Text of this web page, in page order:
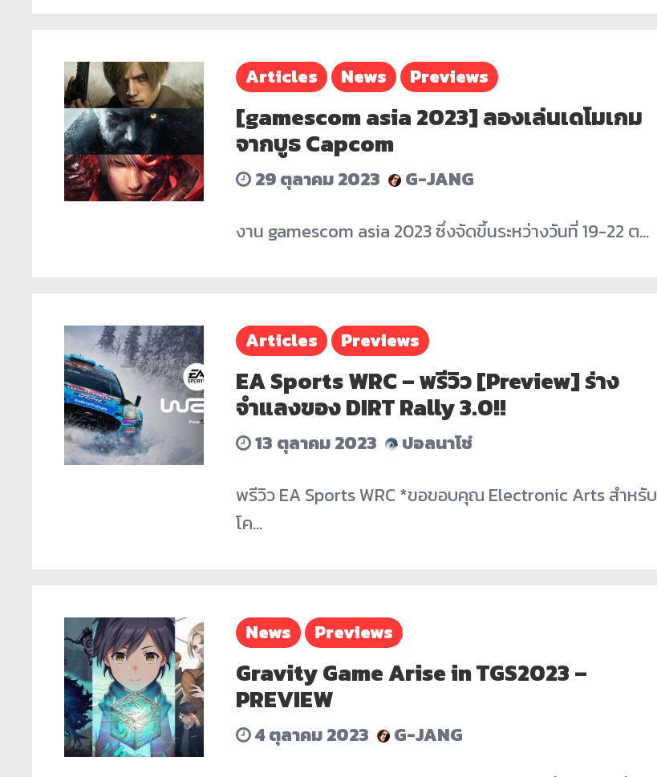
Articles News Previews
[gamescom asia 2023] ลองเล่นเดโมเกม
จากบูธ Capcom
29 ตุลาคม 2023
G-JANG
งาน gamescom asia 2023 ซึ่งจัดขึ้นระหว่างวันที่ 19-22 ต…
Articles Previews
EA Sports WRC – พรีวิว [Preview] ร่าง
จำแลงของ DIRT Rally 3.0!!
13 ตุลาคม 2023
ปอลนาโช่
พรีวิว EA Sports WRC *ขอขอบคุณ Electronic Arts สำหรับ
โค…
News Previews
Gravity Game Arise in TGS2023 –
PREVIEW
4 ตุลาคม 2023
G-JANG